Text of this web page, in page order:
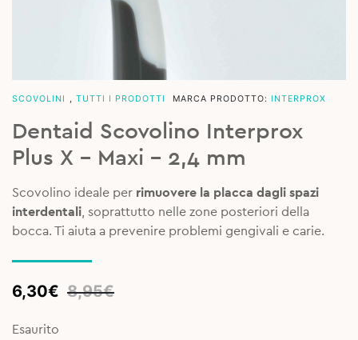
SCOVOLINI , TUTTI I PRODOTTI MARCA PRODOTTO: INTERPROX
Dentaid Scovolino Interprox
Plus X – Maxi – 2,4 mm
Scovolino ideale per rimuovere la placca dagli spazi
interdentali, soprattutto nelle zone posteriori della
bocca. Ti aiuta a prevenire problemi gengivali e carie.
8,95€
Original
was:
6,30€
Current
is:
Esaurito